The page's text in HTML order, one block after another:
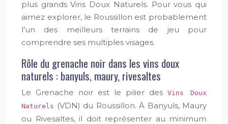
plus grands Vins Doux Naturels. Pour vous qui
aimez explorer, le Roussillon est probablement
l’un des meilleurs terrains de jeu pour
comprendre ses multiples visages.
Rôle du grenache noir dans les vins doux
naturels : banyuls, maury, rivesaltes
Le Grenache noir est le pilier des Vins Doux
Naturels (VDN) du Roussillon. À Banyuls, Maury
ou Rivesaltes, il doit représenter au minimum